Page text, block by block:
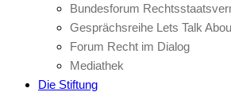
Bundesforum
Gesprächsreihe Lets Talk
Forum Recht im Dialog
Mediathek
Die Stiftung